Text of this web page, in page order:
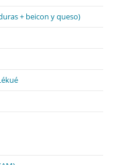
+ beicon y queso)